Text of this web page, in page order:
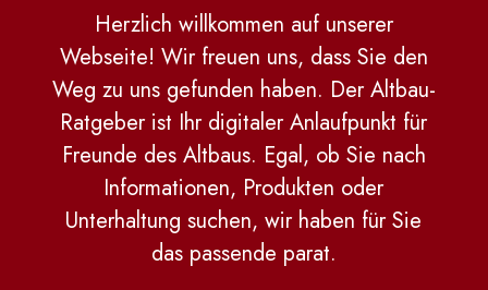
Herzlich willkommen auf unserer
Webseite! Wir freuen uns, dass Sie den
Weg zu uns gefunden haben. Der Altbau-
Ratgeber ist Ihr digitaler Anlaufpunkt für
Freunde des Altbaus. Egal, ob Sie nach
Informationen, Produkten oder
Unterhaltung suchen, wir haben für Sie
das passende parat.